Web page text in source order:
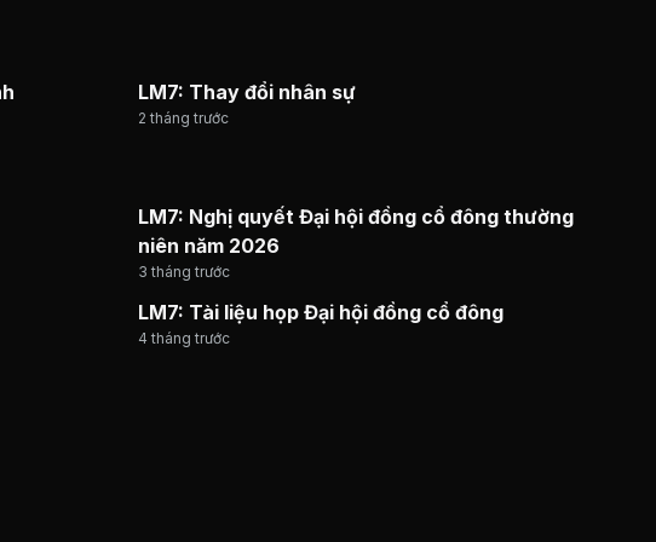
LM7: Thay đổi nhân sự
2 tháng trước
LM7: Nghị quyết Đại hội đồng cổ đông thường
niên năm 2026
3 tháng trước
LM7: Tài liệu họp Đại hội đồng cổ đông
4 tháng trước